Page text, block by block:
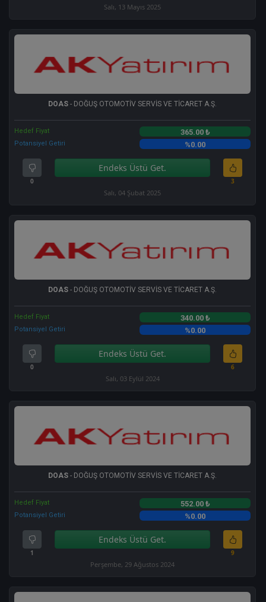
Salı, 13 Mayıs 2025
DOAS - DOĞUŞ OTOMOTİV SERVİS VE TİCARET A.Ş.
Hedef Fiyat 365.00 ₺
Potansiyel Getiri %0.00
0
Endeks Üstü Get.
3
Salı, 04 Şubat 2025
DOAS - DOĞUŞ OTOMOTİV SERVİS VE TİCARET A.Ş.
Hedef Fiyat 340.00 ₺
Potansiyel Getiri %0.00
0
Endeks Üstü Get.
6
Salı, 03 Eylül 2024
DOAS - DOĞUŞ OTOMOTİV SERVİS VE TİCARET A.Ş.
Hedef Fiyat 552.00 ₺
Potansiyel Getiri %0.00
1
Endeks Üstü Get.
9
Perşembe, 29 Ağustos 2024